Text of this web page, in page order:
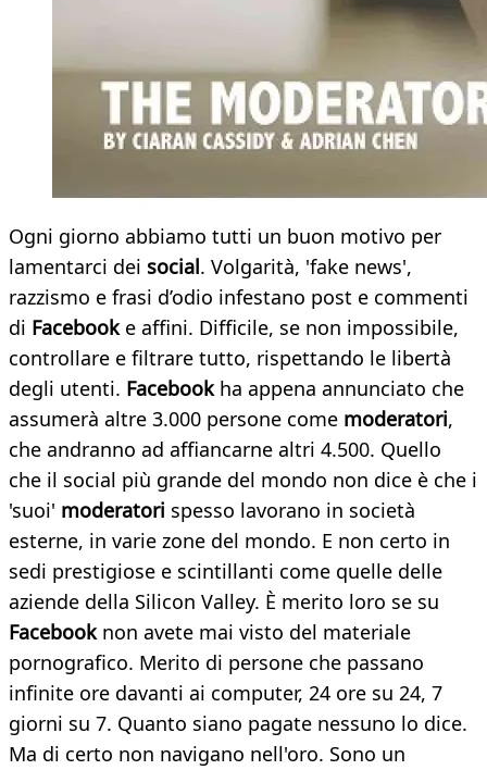
Ogni giorno abbiamo tutti un buon motivo per
lamentarci dei social. Volgarità, 'fake news',
razzismo e frasi d’odio infestano post e commenti
di Facebooke affini. Difficile, se non impossibile,
controllare e filtrare tutto, rispettando le libertà
degli utenti. Facebook ha appena annunciato che
assumerà altre 3.000 persone come moderatori,
che andranno ad affiancarne altri 4.500. Quello
che il social più grande del mondo non dice è che i
'suoi' moderatori spesso lavorano in società
esterne, in varie zone del mondo. E non certo in
sedi prestigiose e scintillanti come quelle delle
aziende della Silicon Valley. È merito loro se su
Facebooknon avete mai visto del materiale
pornografico. Merito di persone che passano
infinite ore davanti ai computer, 24 ore su 24, 7
giorni su 7. Quanto siano pagate nessuno lo dice.
Ma di certo non navigano nell'oro. Sono un